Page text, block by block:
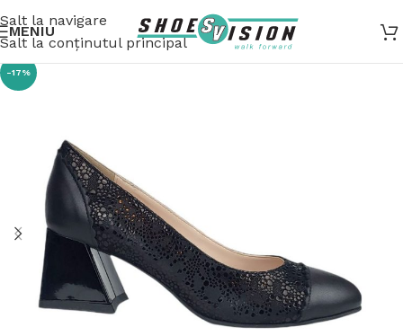
Salt la navigare
Salt la conținutul principal
MENIU
-17%